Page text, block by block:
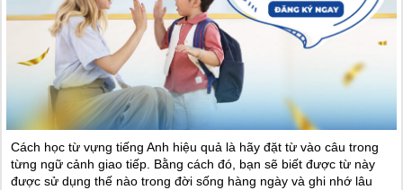
Cách học từ vựng tiếng Anh hiệu quả là hãy đặt từ vào câu trong
từng ngữ cảnh giao tiếp. Bằng cách đó, bạn sẽ biết được từ này
được sử dụng thế nào trong đời sống hàng ngày và ghi nhớ lâu